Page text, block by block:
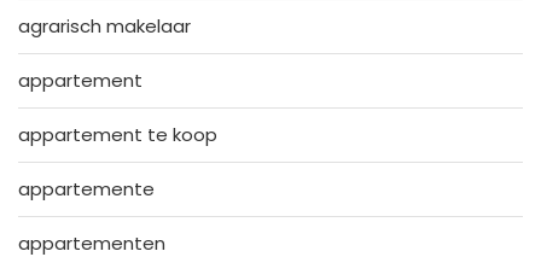
agrarisch makelaar
appartement
appartement te koop
appartemente
appartementen